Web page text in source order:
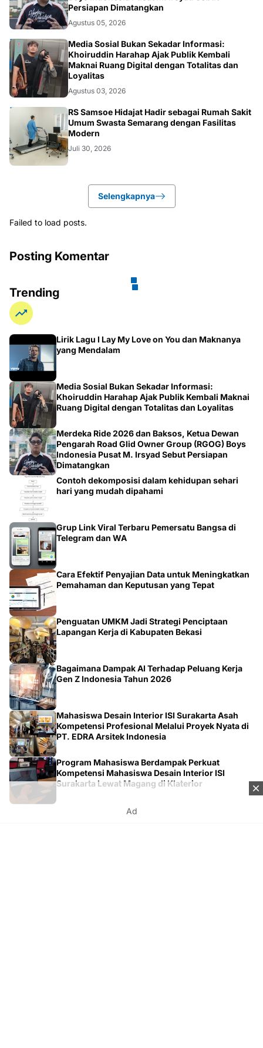
Persiapan Dimatangkan
Agustus 05, 2026
OPINI
Media Sosial Bukan Sekadar Informasi:
Khoiruddin Harahap Ajak Publik Kembali
Maknai Ruang Digital dengan Totalitas dan
Loyalitas
Agustus 03, 2026
KESEHATAN
RS Samsoe Hidajat Hadir sebagai Rumah Sakit
Umum Swasta Semarang dengan Fasilitas
Modern
Juli 30, 2026
Selengkapnya
Failed to load posts.
Posting Komentar
Trending
Lirik Lagu I Lay My Love on You dan Maknanya
yang Mendalam
Media Sosial Bukan Sekadar Informasi:
Khoiruddin Harahap Ajak Publik Kembali Maknai
Ruang Digital dengan Totalitas dan Loyalitas
Merdeka Ride 2026 dan Baksos, Ketua Dewan
Pengarah Road Glid Owner Group (RGOG) Boys
Indonesia Pusat M. Irsyad Sebut Persiapan
Dimatangkan
Contoh dekomposisi dalam kehidupan sehari
hari yang mudah dipahami
Grup Link Viral Terbaru Pemersatu Bangsa di
Telegram dan WA
Cara Efektif Penyajian Data untuk Meningkatkan
Pemahaman dan Keputusan yang Tepat
Penguatan UMKM Jadi Strategi Penciptaan
Lapangan Kerja di Kabupaten Bekasi
Bagaimana Dampak AI Terhadap Peluang Kerja
Gen Z Indonesia Tahun 2026
Mahasiswa Desain Interior ISI Surakarta Asah
Kompetensi Profesional Melalui Proyek Nyata di
PT. EDRA Arsitek Indonesia
Program Mahasiswa Berdampak Perkuat
Kompetensi Mahasiswa Desain Interior ISI
Surakarta Lewat Magang di Klaterior
Ad